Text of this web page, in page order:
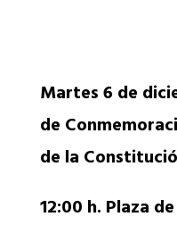
Martes 6 de
de
de la
12:00 h. Plaza